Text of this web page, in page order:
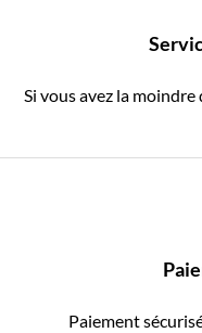
Si vous avez la
Paiement